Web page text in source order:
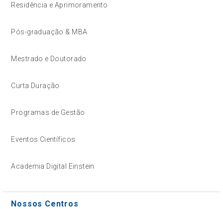
Residência e Aprimoramento
Pós-graduação & MBA
Mestrado e Doutorado
Curta Duração
Programas de Gestão
Eventos Científicos
Academia Digital Einstein
Nossos Centros